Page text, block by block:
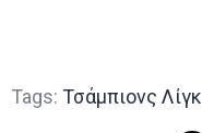
Tags: Τσάμπιονς Λίγκ